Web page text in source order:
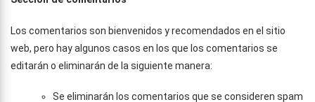
Los comentarios son bienvenidos y recomendados en el sitio
web, pero hay algunos casos en los que los comentarios se
editarán o eliminarán de la siguiente manera:
Se eliminarán los comentarios que se consideren spam